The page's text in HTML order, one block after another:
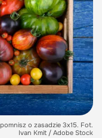
o zasadzie 3x15. Fot.
Ivan Kmit / Adobe Stock